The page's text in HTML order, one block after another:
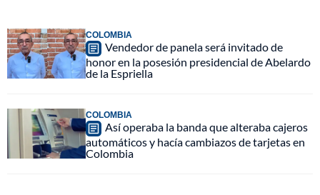
COLOMBIA
Vendedor de panela será invitado de
honor en la posesión presidencial de Abelardo
de la Espriella
COLOMBIA
Así operaba la banda que alteraba cajeros
automáticos y hacía cambiazos de tarjetas en
Colombia